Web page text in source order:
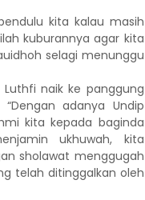
kita kalau masih
kuburannya agar kita
selagi menunggu
Luthfinaik ke panggung
“Dengan adanya Undip
kita kepada baginda
ukhuwah, kita
sholawat menggugah
telah ditinggalkan oleh